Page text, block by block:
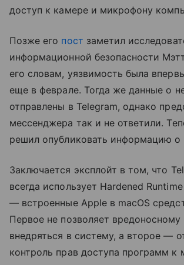
доступ к камере и микрофону
Позже его пост заметил
информационной безопасности
его словам, уязвимость была
еще в феврале. Тогда же данные о
отправлены в Telegram, однако
мессенджера так и не ответили.
решил опубликовать информацию о
Заключается эксплойт в том, что
всегда использует Hardened
— встроенные Apple в macOS
Первое не позволяет вредоносному
внедряться в систему, а второе —
контроль прав доступа программ к